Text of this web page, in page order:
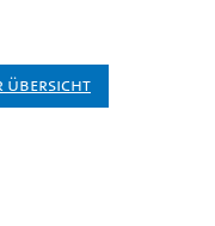
Übersicht